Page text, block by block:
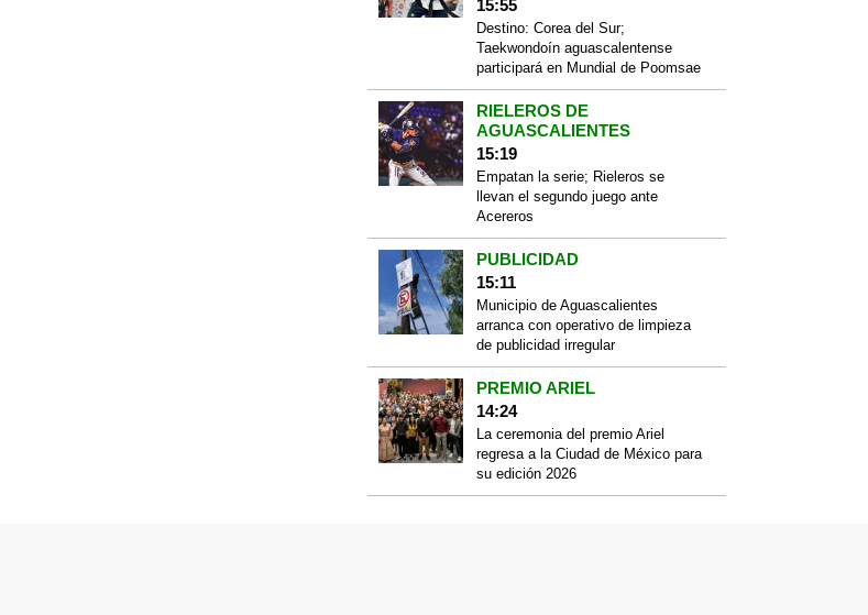
15:55
Destino: Corea del Sur;
Taekwondoín aguascalentense
participará en Mundial de Poomsae
RIELEROS DE
AGUASCALIENTES
15:19
Empatan la serie; Rieleros se
llevan el segundo juego ante
Acereros
PUBLICIDAD
15:11
Municipio de Aguascalientes
arranca con operativo de limpieza
de publicidad irregular
PREMIO ARIEL
14:24
La ceremonia del premio Ariel
regresa a la Ciudad de México para
su edición 2026